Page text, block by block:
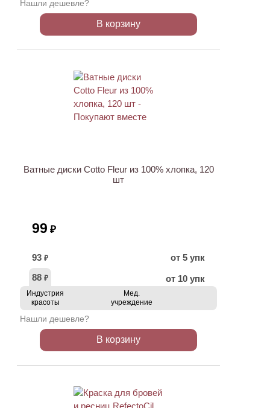
Нашли дешевле?
В корзину
Ватные диски Cotto Fleur из 100% хлопка, 120
шт
99 ₽
93 ₽
от 5 упк
88 ₽ от 10 упк
Индустрия
красоты
Мед.
учреждение
Нашли дешевле?
В корзину